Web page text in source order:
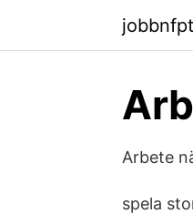
Arbete
spela